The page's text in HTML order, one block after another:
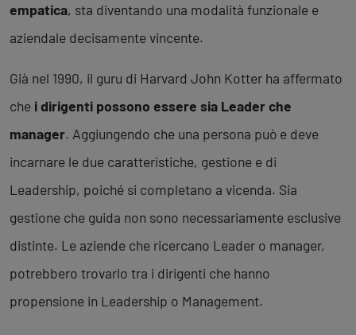
empatica, sta diventando una modalità funzionale e
aziendale decisamente vincente.
Già nel 1990, il guru di Harvard John Kotter ha affermato
che i dirigenti possono essere sia Leader che
manager. Aggiungendo che una persona può e deve
incarnare le due caratteristiche, gestione e di
Leadership, poiché si completano a vicenda. Sia
gestione che guida non sono necessariamente esclusive
distinte. Le aziende che ricercano Leader o manager,
potrebbero trovarlo tra i dirigenti che hanno
propensione in Leadership o Management.